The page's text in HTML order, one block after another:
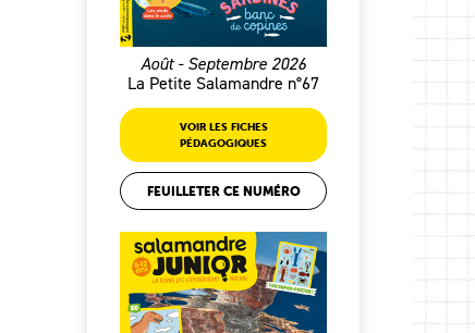
Août - Septembre 2026
La Petite Salamandre n°67
VOIR LES FICHES
PÉDAGOGIQUES
FEUILLETER CE NUMÉRO